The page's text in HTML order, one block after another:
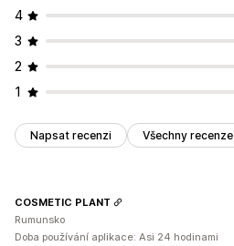
4
3
2
1
Napsat recenzi Všechny recenze
COSMETIC PLANT
Rumunsko
Doba používání aplikace: Asi 24 hodinami